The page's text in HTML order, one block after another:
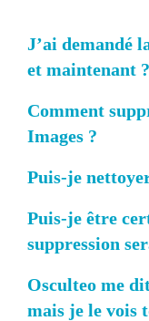
J’ai demandé
et maintenant ?
Comment
Images ?
Puis-je
Puis-je être
suppression
Osculteo me
mais je le vois